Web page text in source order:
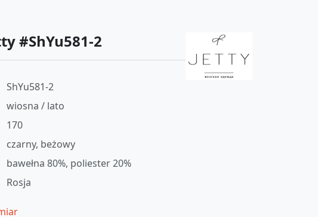
#ShYu581-2
ShYu581-2
wiosna / lato
170
czarny, beżowy
bawełna 80%, poliester 20%
Rosja